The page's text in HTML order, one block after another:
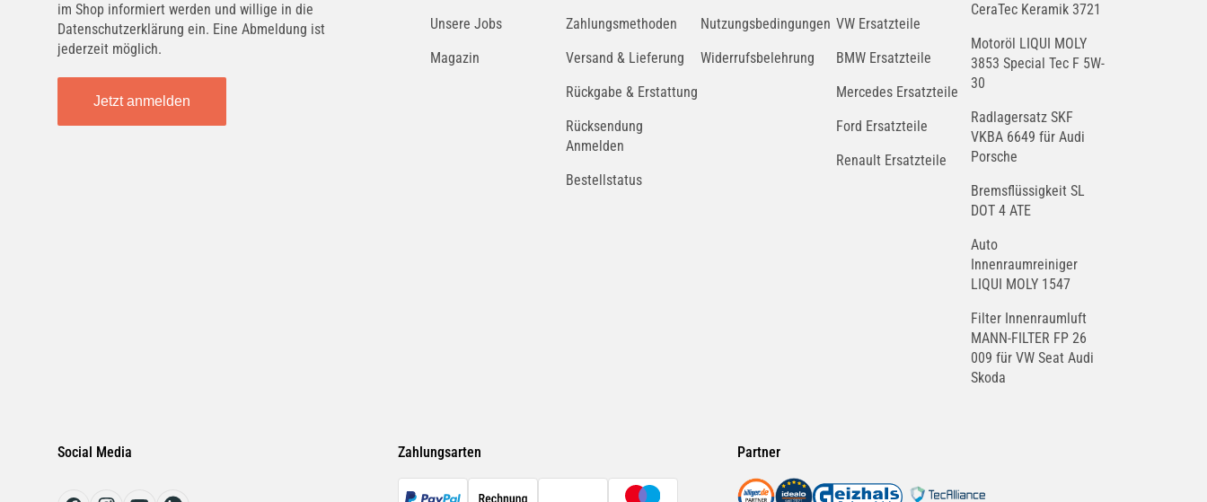
im Shop informiert werden und willige in die
Datenschutzerklärung ein. Eine Abmeldung ist
jederzeit möglich.
Jetzt anmelden
Unsere Jobs
Magazin
Zahlungsmethoden
Versand & Lieferung
Rückgabe & Erstattung
Rücksendung
Anmelden
Bestellstatus
Nutzungsbedingungen
Widerrufsbelehrung
VW Ersatzteile
BMW Ersatzteile
Mercedes Ersatzteile
Ford Ersatzteile
Renault Ersatzteile
CeraTec Keramik 3721
Motoröl LIQUI MOLY
3853 Special Tec F 5W-
30
Radlagersatz SKF
VKBA 6649 für Audi
Porsche
Bremsflüssigkeit SL
DOT 4 ATE
Auto
Innenraumreiniger
LIQUI MOLY 1547
Filter Innenraumluft
MANN-FILTER FP 26
009 für VW Seat Audi
Skoda
Social Media Zahlungsarten Partner